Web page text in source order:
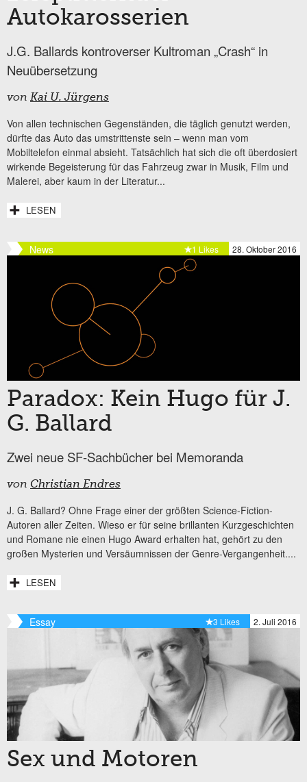
Autokarosserien
J.G. Ballards kontroverser Kultroman „Crash“ in
Neuübersetzung
von Kai U. Jürgens
Von allen technischen Gegenständen, die täglich genutzt werden,
dürfte das Auto das umstrittenste sein – wenn man vom
Mobiltelefon einmal absieht. Tatsächlich hat sich die oft überdosiert
wirkende Begeisterung für das Fahrzeug zwar in Musik, Film und
Malerei, aber kaum in der Literatur...
LESEN
News 28. Oktober 2016
1 Likes
Paradox: Kein Hugo für J.
G. Ballard
Zwei neue SF-Sachbücher bei Memoranda
von Christian Endres
J. G. Ballard? Ohne Frage einer der größten Science-Fiction-
Autoren aller Zeiten. Wieso er für seine brillanten Kurzgeschichten
und Romane nie einen Hugo Award erhalten hat, gehört zu den
großen Mysterien und Versäumnissen der Genre-Vergangenheit....
LESEN
Essay 2. Juli 2016
3 Likes
Sex und Motoren